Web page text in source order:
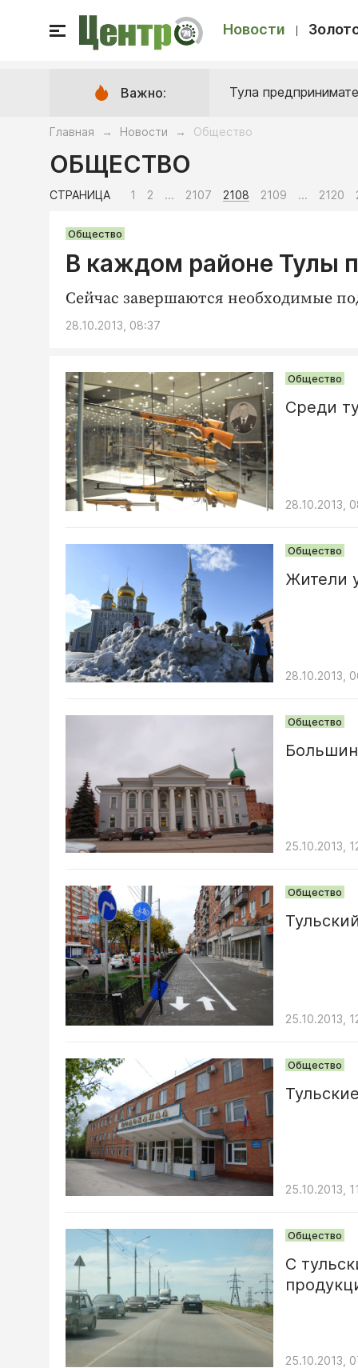
Новости
Важно: Тула
Главная → Новости → Общество
ОБЩЕСТВО
СТРАНИЦА 1 2 ... 2107 2108 2109 ... 2120
Общество
В каждом районе Тулы
Сейчас завершаются необходимые
28.10.2013, 08:37
Общество
Среди
28.10.2013,
Общество
Жители
28.10.2013,
Общество
25.10.2013,
Общество
25.10.2013,
Общество
25.10.2013,
Общество
С
25.10.2013,